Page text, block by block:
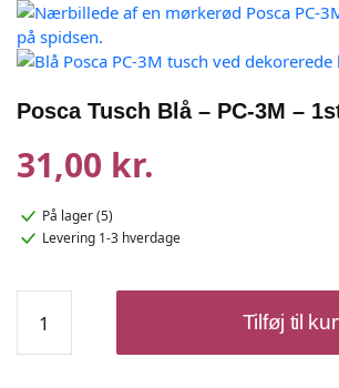
Posca Tusch Blå – PC-3M –
31,00 kr.
På lager (5)
Levering 1-3 hverdage
Tusch
Blå
Tilføj til